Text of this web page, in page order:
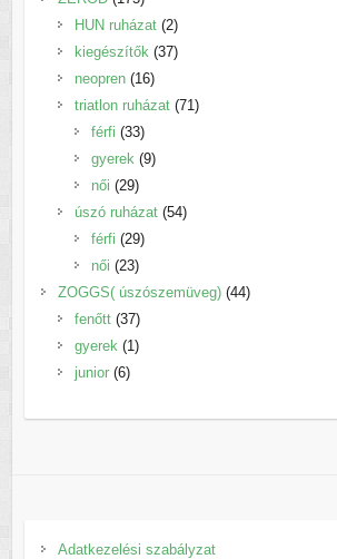
termék
HUN ruházat 22
termék
kiegészítők 3737
neopren 1616
termék
triatlon ruházat 71 71
férfi 3333
termék
gyerek 99
női 2929
termék
úszó ruházat 5454
férfi 2929
termék
női 2323
termék
ZOGGS( úszószemüveg) 4444
fenőtt 3737
termék
gyerek 1 1
junior 66
Adatkezelési szabályzat